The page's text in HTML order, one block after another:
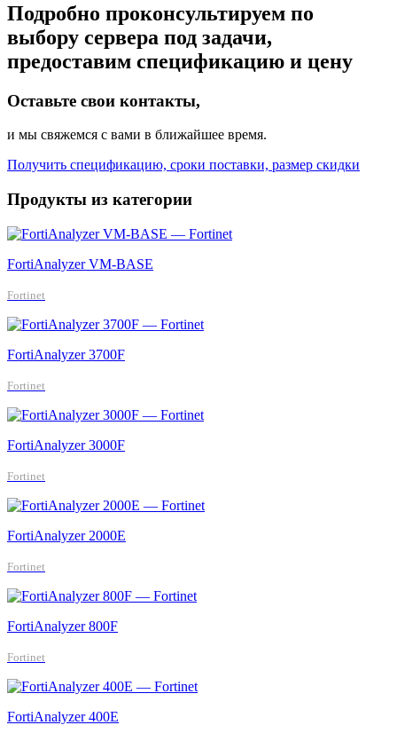
Подробно проконсультируем по
выбору сервера под задачи,
предоставим спецификацию и цену
Оставьте свои контакты,
и мы свяжемся с вами в ближайшее время.
Получить спецификацию, сроки поставки, размер скидки
Продукты из категории
FortiAnalyzer VM-BASE
Fortinet
FortiAnalyzer 3700F
Fortinet
FortiAnalyzer 3000F
Fortinet
FortiAnalyzer 2000E
Fortinet
FortiAnalyzer 800F
Fortinet
FortiAnalyzer 400E